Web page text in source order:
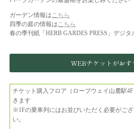
ガーデン情報は こちら
四季の庭の情報は こちら
春の季刊紙「HERB GARDES PRESS」デジタ
WEBチケットがおす
チケット購入フロア（ロープウェイ山麓駅
きます
※1Fの乗車列にはお並びいただく必要がご
い。